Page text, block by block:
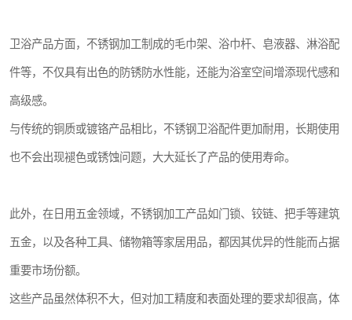
卫浴产品方面，不锈钢加工制成的毛巾架、浴巾杆、皂液器、淋浴配
件等，不仅具有出色的防锈防水性能，还能为浴室空间增添现代感和
高级感。
与传统的铜质或镀铬产品相比，不锈钢卫浴配件更加耐用，长期使用
也不会出现褪色或锈蚀问题，大大延长了产品的使用寿命。
此外，在日用五金领域，不锈钢加工产品如门锁、铰链、把手等建筑
五金，以及各种工具、储物箱等家居用品，都因其优异的性能而占据
重要市场份额。
这些产品虽然体积不大，但对加工精度和表面处理的要求却很高，体